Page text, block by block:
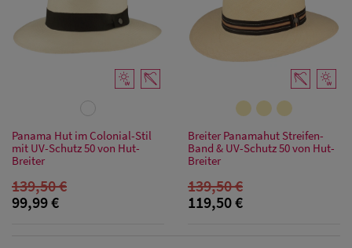
Damen
Baseball Caps
Damen
Bandana Caps
Damen
Panama Hut im Colonial-Stil
mit UV-Schutz 50 von Hut-
Breiter
139,50 €
99,99 €
Breiter Panamahut Streifen-
Band & UV-Schutz 50 von Hut-
Breiter
139,50 €
119,50 €